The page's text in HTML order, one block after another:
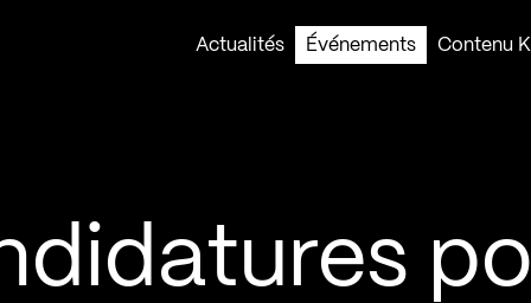
Actualités Événements Contenu